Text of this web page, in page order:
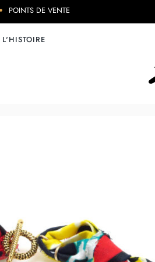
POINTS DE VENTE
L'HISTOIRE